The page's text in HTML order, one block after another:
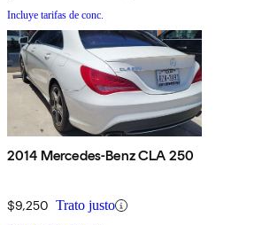
Incluye tarifas de conc.
2014 Mercedes-Benz CLA 250
$9,250 Trato justo